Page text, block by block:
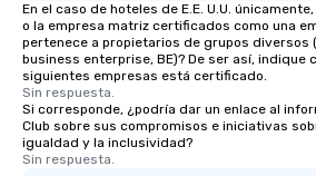
En el caso de hoteles de E.E. U.U.
o la empresa matriz certificados como una
pertenece a propietarios de grupos diversos
business enterprise, BE)? De ser así, indique
siguientes empresas está certificado.
Sin respuesta.
Si corresponde, ¿podría dar un enlace al
Club sobre sus compromisos e iniciativas
igualdad y la inclusividad?
Sin respuesta.